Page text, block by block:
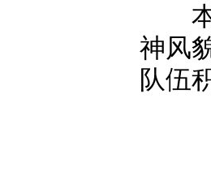
本
神风
队伍